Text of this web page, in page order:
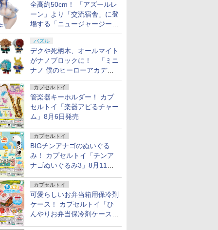
全高約50cm！ 「アズールレ
ーン」より「交流宿舎」に登
場する「ニュージャージー」
が1/3スケールフィギュアで
登場
パズル
デクや死柄木、オールマイト
がナノブロックに！ 「ミニ
ナノ 僕のヒーローアカデミ
ア」9月再販
カプセルトイ
管楽器キーホルダー！ カプ
セルトイ「楽器アピるチャー
ム」8月6日発売
カプセルトイ
BIGチンアナゴのぬいぐる
み！ カプセルトイ「チンア
ナゴぬいぐるみ3」8月11日
カプセルトイ
可愛らしいお弁当箱用保冷剤
ケース！ カプセルトイ「ひ
んやりお弁当保冷剤ケース